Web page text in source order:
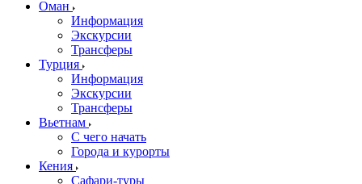
Оман
Информация
Экскурсии
Трансферы
Турция
Информация
Экскурсии
Трансферы
Вьетнам
С чего начать
Города и курорты
Кения
Сафари-туры